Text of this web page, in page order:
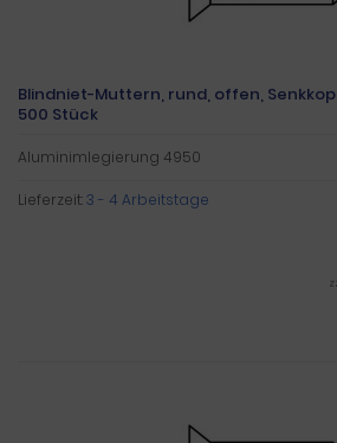
Blindniet-Muttern, rund, offen, Senkkopf
500 Stück
Aluminimlegierung 4950
Lieferzeit:3 - 4 Arbeitstage